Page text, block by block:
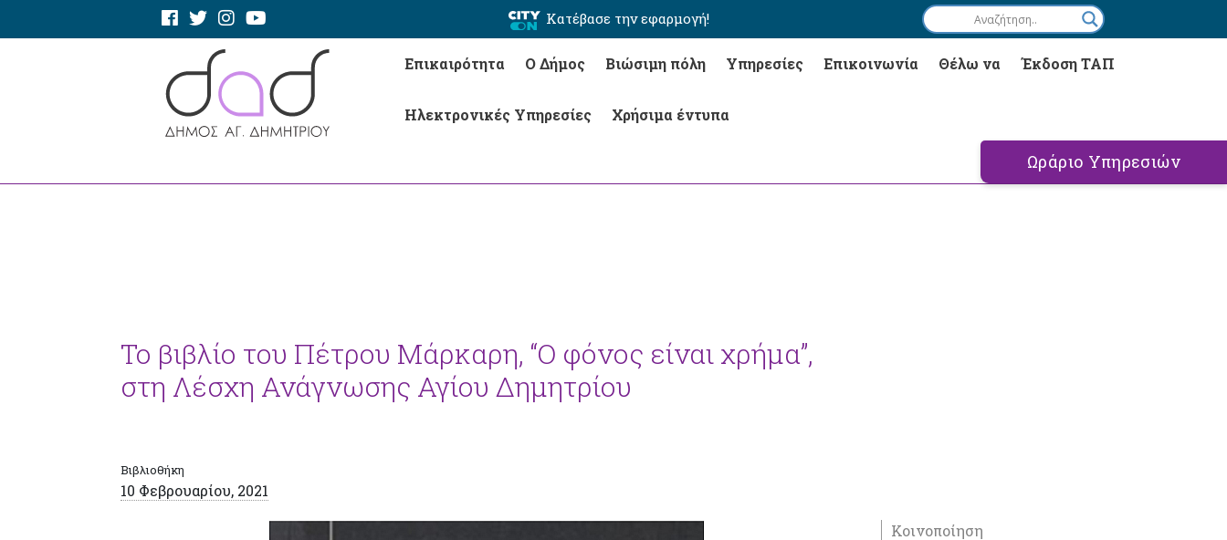
Κατέβασε την εφαρμογή!
Επικαιρότητα Ο Δήμος Βιώσιμη πόλη Υπηρεσίες Επικοινωνία Θέλω να Έκδοση ΤΑΠ
Ηλεκτρονικές Υπηρεσίες Χρήσιμα έντυπα
Ωράριο Υπηρεσιών
Το βιβλίο του Πέτρου Μάρκαρη, “Ο φόνος είναι χρήμα”,
στη Λέσχη Ανάγνωσης Αγίου Δημητρίου
Βιβλιοθήκη
10 Φεβρουαρίου, 2021
Κοινοποίηση